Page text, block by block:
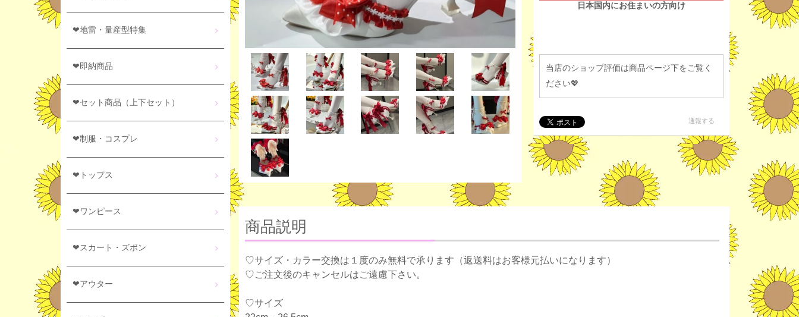
日本国内にお住まいの方向け
当店のショップ評価は商品ページ下をご覧く
ださい💖
通報する
商品説明
♡サイズ・カラー交換は１度のみ無料で承ります（返送料はお客様元払いになります）
♡ご注文後のキャンセルはご遠慮下さい。
♡サイズ
❤地雷・量産型特集
❤即納商品
❤セット商品（上下セット）
❤制服・コスプレ
❤トップス
❤ワンピース
❤スカート・ズボン
❤アウター